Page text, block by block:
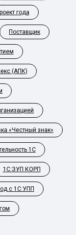
года
Поставщик
(АПК)
«Честный знак»
1С
1С:ЗУП КОРП
с 1С:УПП